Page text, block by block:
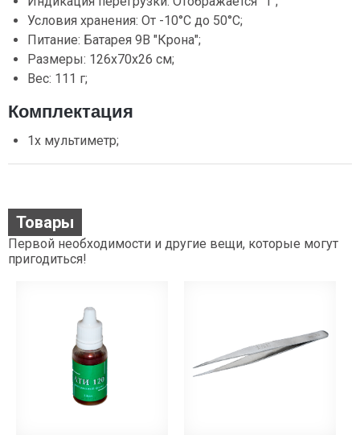
Условия хранения: От -10°C до 50°C;
Питание: Батарея 9В "Крона";
Размеры: 126х70х26 см;
Вес: 111 г;
Комплектация
1х мультиметр;
Товары
Первой необходимости и другие вещи, которые могут
пригодиться!